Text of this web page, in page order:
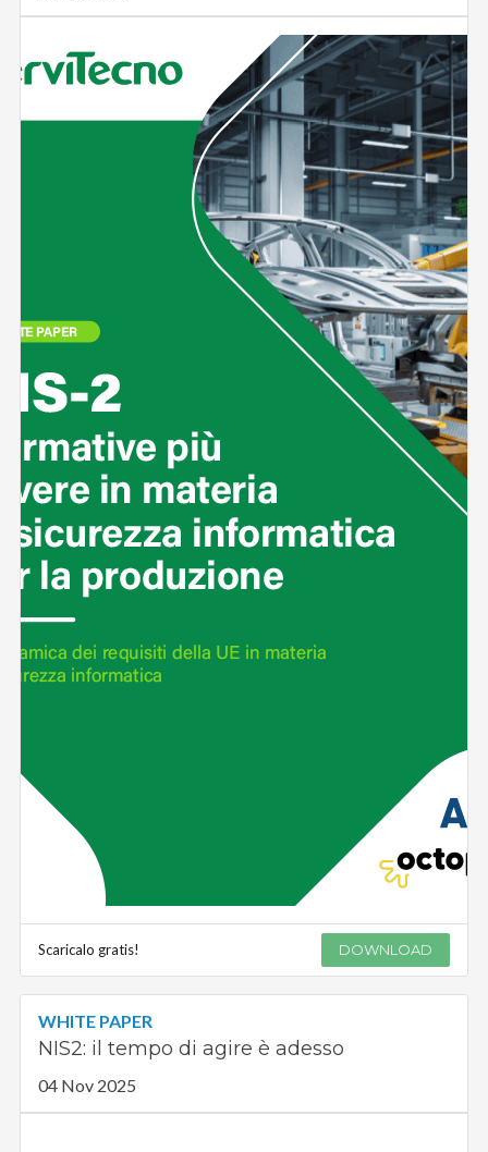
Scaricalo gratis! DOWNLOAD
WHITE PAPER
NIS2: il tempo di agire è adesso
04 Nov 2025